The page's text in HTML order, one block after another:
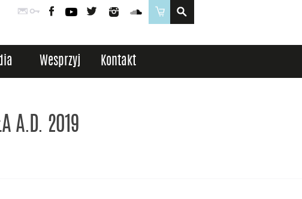
PocztaLogowanie
FacebookYouTubeTwitter InstagramSoundCloud
Sklep
Wesprzyj Kontakt
A.D. 2019